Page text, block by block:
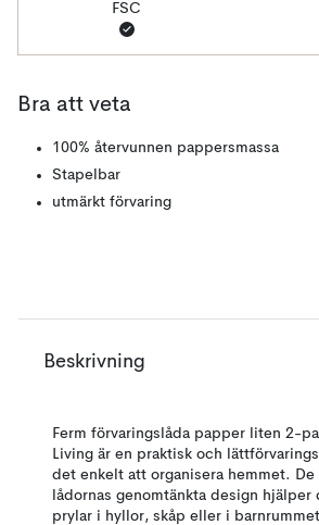
FSC
Bra att veta
100% återvunnen pappersmassa
Stapelbar
utmärkt förvaring
Beskrivning
Ferm förvaringslåda papper liten 2-
Living är en praktisk och
det enkelt att organisera hemmet. De
lådornas genomtänkta design hjälper
prylar i hyllor, skåp eller i